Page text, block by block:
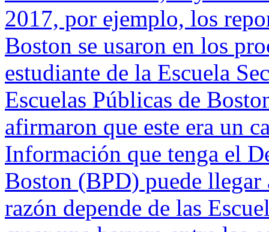
2017, por ejemplo, los
Boston se usaron en los
estudiante de la Escuela
Escuelas Públicas de
afirmaron que este era un
Información que tenga el
Boston (BPD) puede
razón depende de las